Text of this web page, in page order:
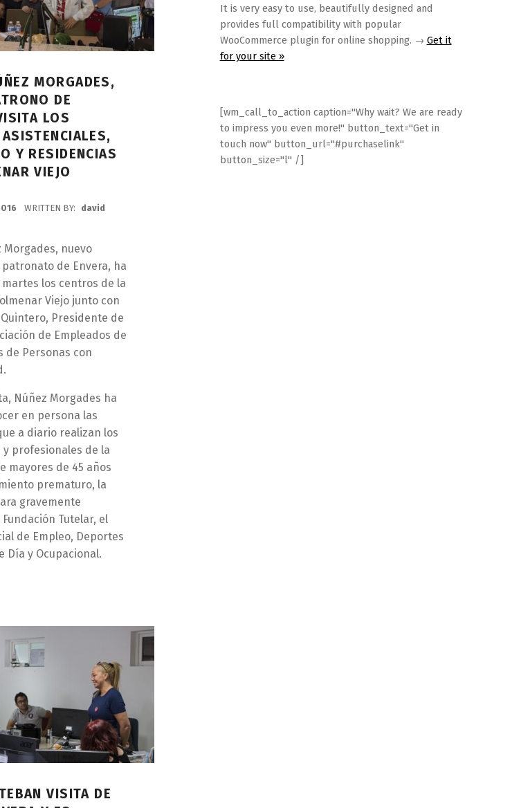
MORGADES,
DE
LOS
Y RESIDENCIAS
VIEJO
WRITTEN BY:
david
Morgades, nuevo
de Envera, ha
los centros de la
Viejo junto con
Presidente de
de Empleados de
de Personas con
Núñez Morgades ha
en persona las
a diario realizan los
y profesionales de la
mayores de 45 años
prematuro, la
gravemente
Tutelar, el
de Empleo, Deportes
Día y Ocupacional.
VISITA DE
It is very easy to use, beautifully designed and
provides full compatibility with popular
WooCommerce plugin for online shopping. → Get it
for your site »
[wm_call_to_action caption="Why wait? We are ready
to impress you even more!" button_text="Get in
touch now" button_url="#purchaselink"
button_size="l" /]